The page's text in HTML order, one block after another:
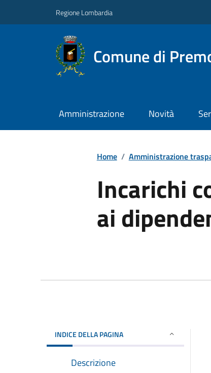
Regione Lombardia
Comune di
Amministrazione Novità
Home / Amministrazione
Incarichi
ai
INDICE DELLA PAGINA
Descrizione